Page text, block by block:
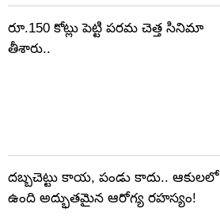
రూ.150 కోట్లు పెట్టి పరమ చెత్త సినిమా
తీశారు..
దబ్బచెట్టు కాయ, పండు కాదు.. ఆకులలో
ఉంది అద్భుతమైన ఆరోగ్య రహస్యం!